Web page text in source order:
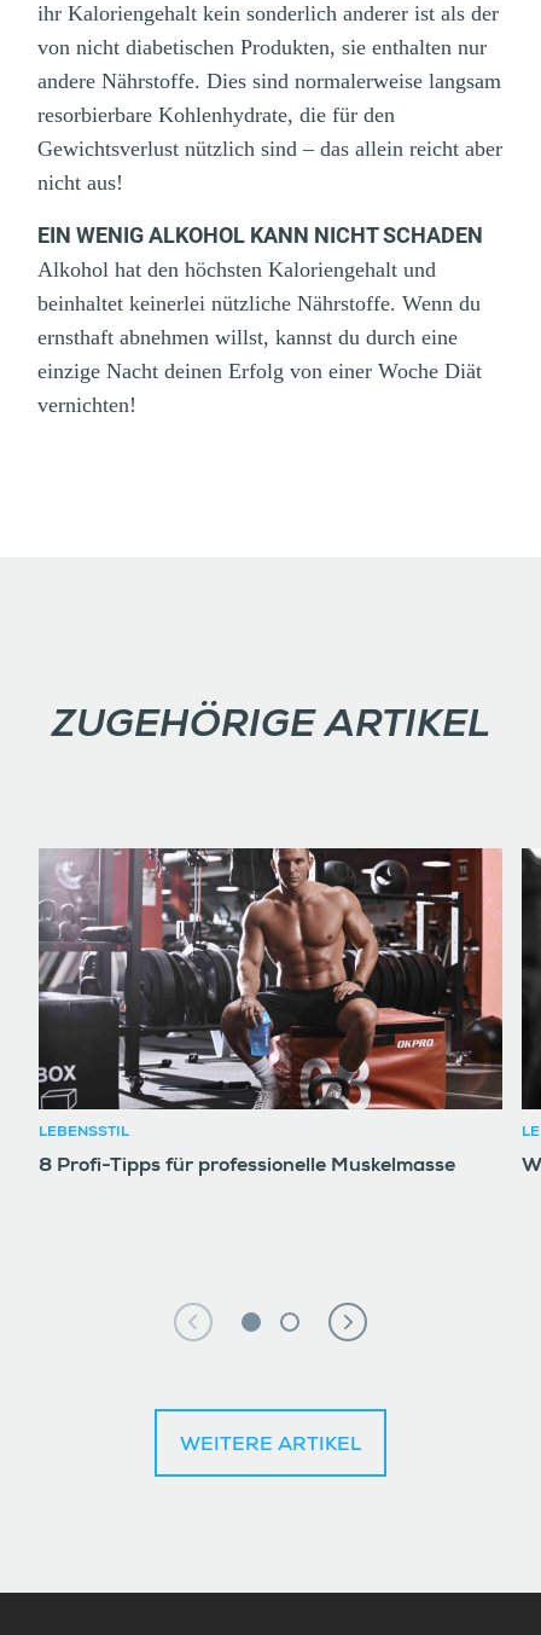
ihr Kaloriengehalt kein sonderlich anderer ist als der
von nicht diabetischen Produkten, sie enthalten nur
andere Nährstoffe. Dies sind normalerweise langsam
resorbierbare Kohlenhydrate, die für den
Gewichtsverlust nützlich sind – das allein reicht aber
nicht aus!
EIN WENIG ALKOHOL KANN NICHT SCHADEN
Alkohol hat den höchsten Kaloriengehalt und
beinhaltet keinerlei nützliche Nährstoffe. Wenn du
ernsthaft abnehmen willst, kannst du durch eine
einzige Nacht deinen Erfolg von einer Woche Diät
vernichten!
ZUGEHÖRIGE ARTIKEL
LEBENSSTIL
8 Profi-Tipps für professionelle Muskelmasse
WEITERE ARTIKEL